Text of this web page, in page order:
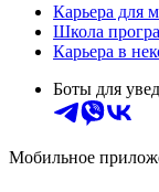
Карьера для
Школа
Карьера в
Боты для
Мобильное